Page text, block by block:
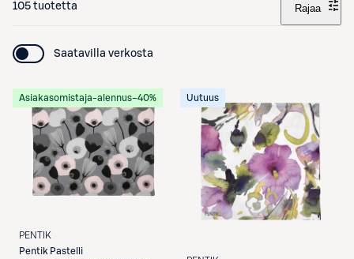
105 tuotetta Rajaa
Saatavilla verkosta
Asiakasomistaja-alennus−40%
PENTIK
Pentik Pastelli
Uutuus